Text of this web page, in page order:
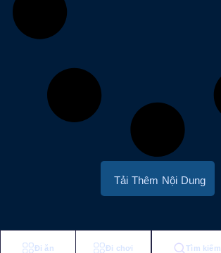
Tải Thêm Nội Dung
Đi ăn Đi chơi Tìm kiếm